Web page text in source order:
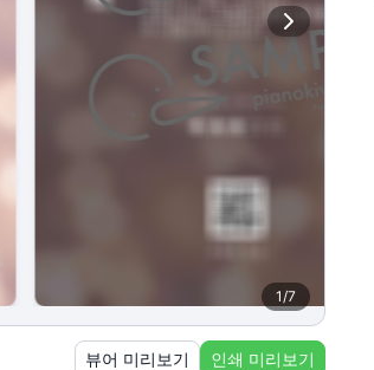
1/7
뷰어 미리보기 인쇄 미리보기